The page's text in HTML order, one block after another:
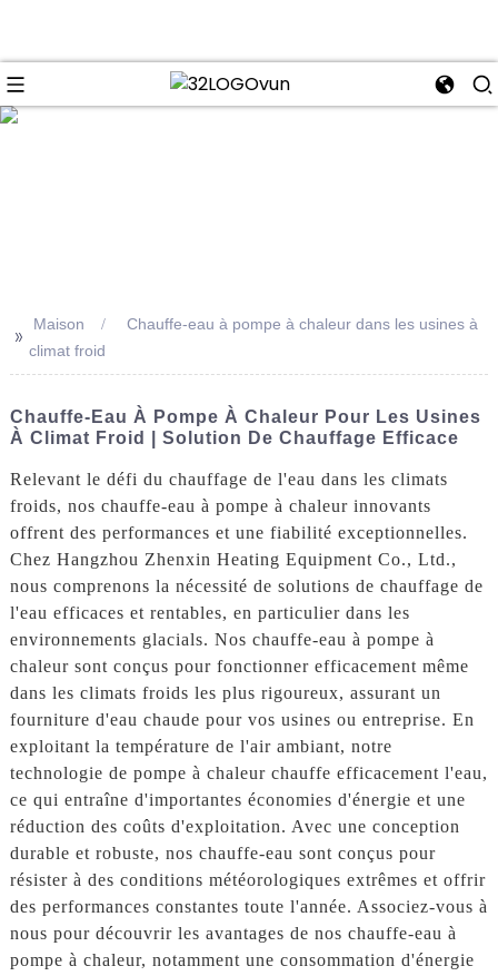
>> Maison
Chauffe-eau à pompe à chaleur dans les usines à
climat froid
Chauffe-Eau À Pompe À Chaleur Pour Les Usines
À Climat Froid | Solution De Chauffage Efficace
Relevant le défi du chauffage de l'eau dans les climats
froids, nos chauffe-eau à pompe à chaleur innovants
offrent des performances et une fiabilité exceptionnelles.
Chez Hangzhou Zhenxin Heating Equipment Co., Ltd.,
nous comprenons la nécessité de solutions de chauffage de
l'eau efficaces et rentables, en particulier dans les
environnements glacials. Nos chauffe-eau à pompe à
chaleur sont conçus pour fonctionner efficacement même
dans les climats froids les plus rigoureux, assurant un
fourniture d'eau chaude pour vos usines ou entreprise. En
exploitant la température de l'air ambiant, notre
technologie de pompe à chaleur chauffe efficacement l'eau,
ce qui entraîne d'importantes économies d'énergie et une
réduction des coûts d'exploitation. Avec une conception
durable et robuste, nos chauffe-eau sont conçus pour
résister à des conditions météorologiques extrêmes et offrir
des performances constantes toute l'année. Associez-vous à
nous pour découvrir les avantages de nos chauffe-eau à
pompe à chaleur, notamment une consommation d'énergie